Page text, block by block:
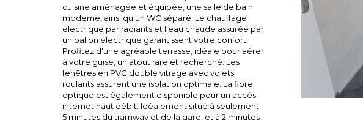
cuisine aménagée et équipée, une salle de bain
moderne, ainsi qu'un WC séparé. Le chauffage
électrique par radiants et l'eau chaude assurée par
un ballon électrique garantissent votre confort.
Profitez d'une agréable terrasse, idéale pour aérer
à votre guise, un atout rare et recherché. Les
fenêtres en PVC double vitrage avec volets
roulants assurent une isolation optimale. La fibre
optique est également disponible pour un accès
internet haut débit. Idéalement situé à seulement
5 minutes du tramway et de la gare, et à 2 minutes